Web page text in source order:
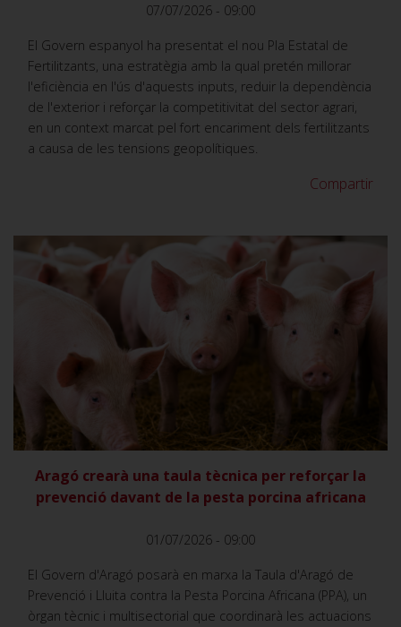
07/07/2026 - 09:00
El Govern espanyol ha presentat el nou Pla Estatal de
Fertilitzants, una estratègia amb la qual pretén millorar
l'eficiència en l'ús d'aquests inputs, reduir la dependència
de l'exterior i reforçar la competitivitat del sector agrari,
en un context marcat pel fort encariment dels fertilitzants
a causa de les tensions geopolítiques.
Compartir
Aragó crearà una taula tècnica per reforçar la
prevenció davant de la pesta porcina africana
01/07/2026 - 09:00
El Govern d'Aragó posarà en marxa la Taula d'Aragó de
Prevenció i Lluita contra la Pesta Porcina Africana (PPA), un
òrgan tècnic i multisectorial que coordinarà les actuacions